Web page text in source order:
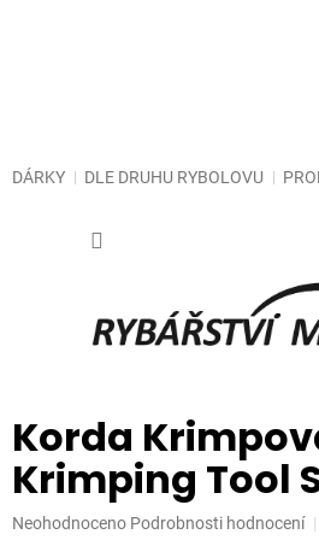
DÁRKY DLE DRUHU RYBOLOVU
Korda
Krimping Tool
Průměrné
Neohodnoceno Podrobnosti hodnocení